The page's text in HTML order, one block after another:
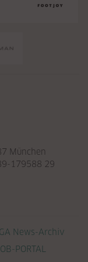
München
179588 29
News-Archiv
PORTAL